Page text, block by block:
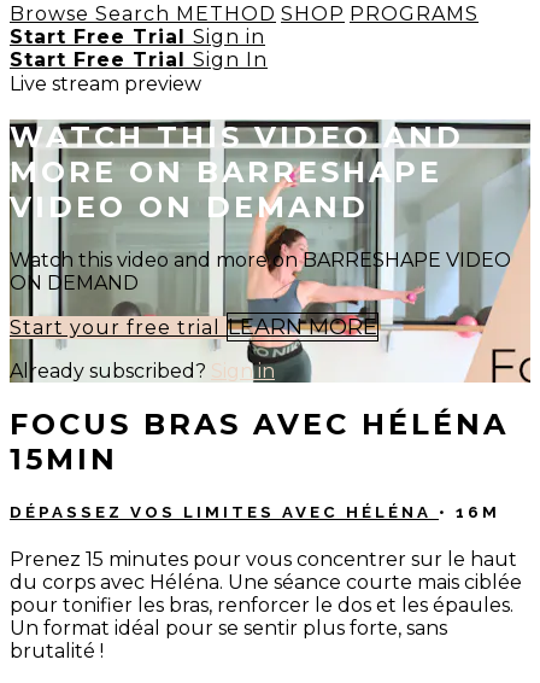
Browse Search METHOD SHOP PROGRAMS
Start Free Trial Sign in
Start Free Trial Sign In
Live stream preview
WATCH THIS VIDEO AND
MORE ON BARRESHAPE
VIDEO ON DEMAND
Watch this video and more on BARRESHAPE VIDEO
ON DEMAND
Start your free trial LEARN MORE
Already subscribed? Sign in
FOCUS BRAS AVEC HÉLÉNA
15MIN
DÉPASSEZ VOS LIMITES AVEC HÉLÉNA • 16M
Prenez 15 minutes pour vous concentrer sur le haut
du corps avec Héléna. Une séance courte mais ciblée
pour tonifier les bras, renforcer le dos et les épaules.
Un format idéal pour se sentir plus forte, sans
brutalité !